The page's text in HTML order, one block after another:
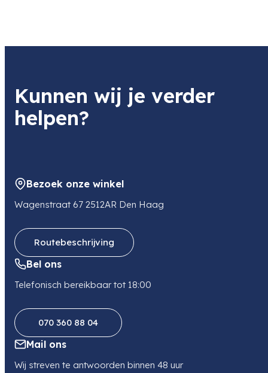
Kunnen wij je verder
helpen?
Bezoek onze winkel
Wagenstraat 67 2512AR Den Haag
Routebeschrijving
Bel ons
Telefonisch bereikbaar tot 18:00
070 360 88 04
Mail ons
Wij streven te antwoorden binnen 48 uur